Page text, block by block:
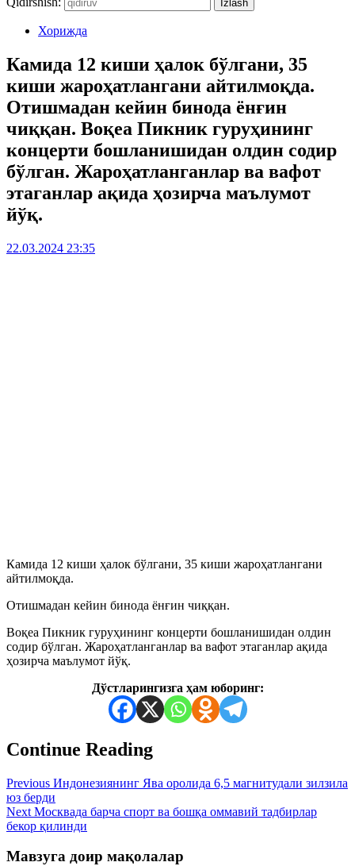
Хорижда
Камида 12 киши ҳалок бўлгани, 35
киши жароҳатлангани айтилмоқда.
Отишмадан кейин бинода ёнғин
чиққан. Воқеа Пикник гуруҳининг
концерти бошланишидан олдин содир
бўлган. Жароҳатланганлар ва вафот
этаганлар ақида ҳозирча маълумот
йўқ.
22.03.2024 23:35
Камида 12 киши ҳалок бўлгани, 35 киши жароҳатлангани
айтилмоқда.
Отишмадан кейин бинода ёнғин чиққан.
Воқеа Пикник гуруҳининг концерти бошланишидан олдин
содир бўлган. Жароҳатланганлар ва вафот этаганлар ақида
ҳозирча маълумот йўқ.
Дўстларингизга ҳам юборинг:
Continue Reading
Previous Индонезиянинг Ява оролида 6,5 магнитудали зилзила
юз берди
Next Москвада барча спорт ва бошқа оммавий тадбирлар
бекор қилинди
Мавзуга доир мақолалар